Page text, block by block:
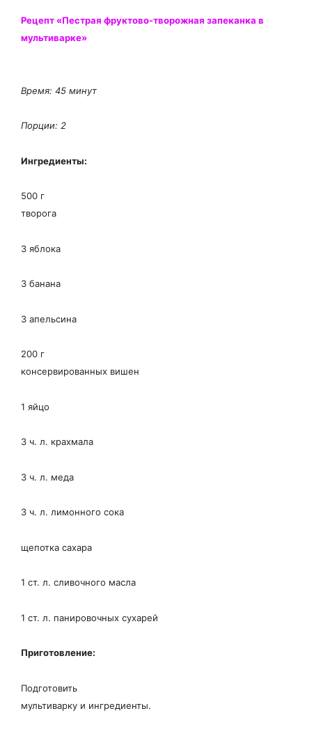
Рецепт «Пестрая фруктово-творожная запеканка в
мультиварке»
Время: 45 минут
Порции: 2
Ингредиенты:
500 г
творога
3 яблока
3 банана
3 апельсина
200 г
консервированных вишен
1 яйцо
3 ч. л. крахмала
3 ч. л. меда
3 ч. л. лимонного сока
щепотка сахара
1 ст. л. сливочного масла
1 ст. л. панировочных сухарей
Приготовление:
Подготовить
мультиварку и ингредиенты.